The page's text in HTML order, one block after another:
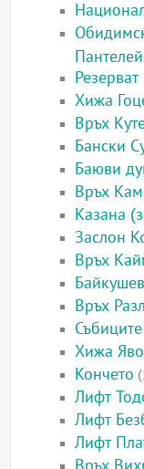
Хижа
Връх
Бански
Баюви
Връх
Казана
Заслон
Връх
Връх
Хижа
Кончето
Лифт
Лифт
Лифт